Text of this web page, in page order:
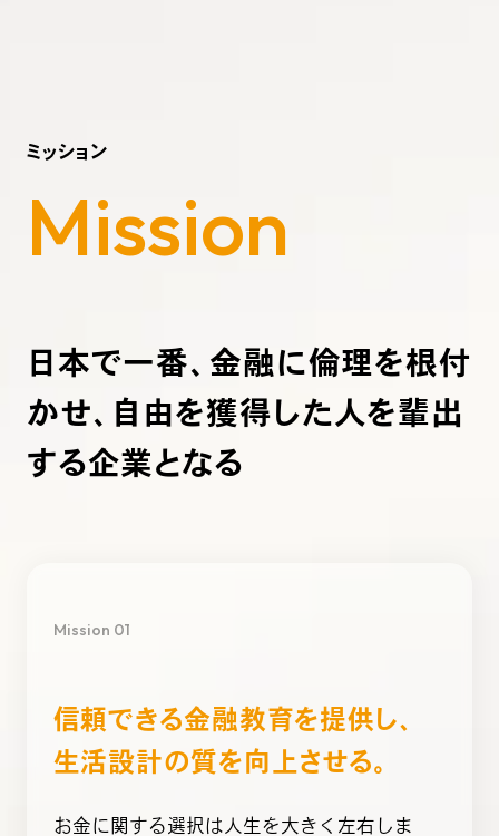
ミッション
Mission
日本で一番、金融に倫理を根付
かせ、
自由を獲得した人を輩出
する企業となる
Mission 01
信頼できる金融教育を提供し、
生活設計の質を向上させる。
お金に関する選択は人生を大きく左右しま